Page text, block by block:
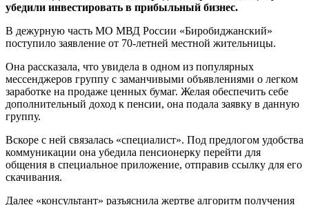
убедили инвестировать в прибыльный бизнес.
В дежурную часть МО МВД России «Биробиджанский»
поступило заявление от 70-летней местной жительницы.
Она рассказала, что увидела в одном из популярных
мессенджеров группу с заманчивыми объявлениями о легком
заработке на продаже ценных бумаг. Желая обеспечить себе
дополнительный доход к пенсии, она подала заявку в данную
группу.
Вскоре с ней связалась «специалист». Под предлогом удобства
коммуникации она убедила пенсионерку перейти для
общения в специальное приложение, отправив ссылку для его
скачивания.
Далее «консультант» разъяснила жертве алгоритм получения